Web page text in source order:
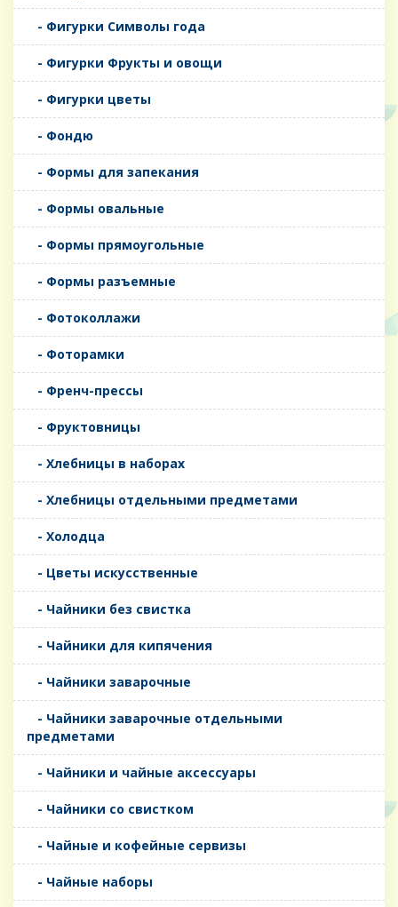
- Фигурки Символы года
- Фигурки Фрукты и овощи
- Фигурки цветы
- Фондю
- Формы для запекания
- Формы овальные
- Формы прямоугольные
- Формы разъемные
- Фотоколлажи
- Фоторамки
- Френч-прессы
- Фруктовницы
- Хлебницы в наборах
- Хлебницы отдельными предметами
- Холодца
- Цветы искусственные
- Чайники без свистка
- Чайники для кипячения
- Чайники заварочные
- Чайники заварочные отдельными
предметами
- Чайники и чайные аксессуары
- Чайники со свистком
- Чайные и кофейные сервизы
- Чайные наборы